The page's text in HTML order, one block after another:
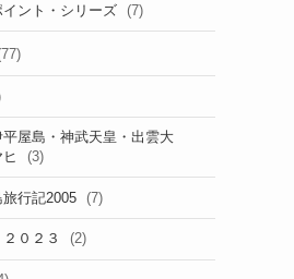
ント・シリーズ (7)
屋島・神武天皇・出雲大
(3)
行記2005 (7)
０２３ (2)